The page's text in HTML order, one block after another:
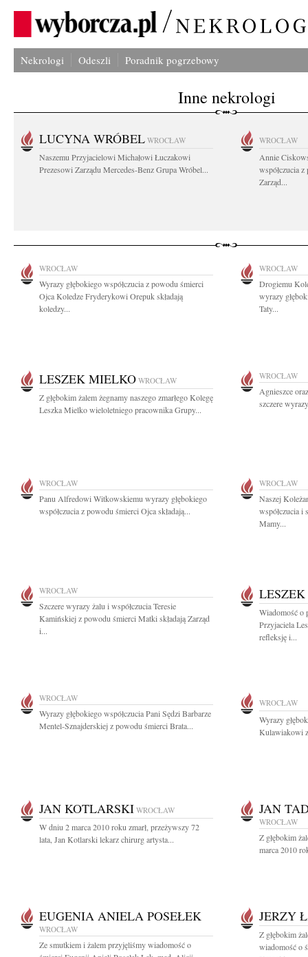
Nekrologi Odeszli Poradnik pogrzebowy
Inne nekrologi
LUCYNA WRÓBEL WROCŁAW
Naszemu Przyjacielowi Michałowi Łuczakowi
Prezesowi Zarządu Mercedes-Benz Grupa Wróbel...
WROCŁAW
Annie
współczucia
Zarząd...
WROCŁAW
Wyrazy głębokiego współczucia z powodu śmierci
Ojca Koledze Fryderykowi Orepuk składają
koledzy...
WROCŁAW
Drogiemu
wyrazy
Taty...
LESZEK MIELKO WROCŁAW
Z głębokim żalem żegnamy naszego zmarłego Kolegę
Leszka Mielko wieloletniego pracownika Grupy...
WROCŁAW
Agnieszce
szczere
WROCŁAW
Panu Alfredowi Witkowskiemu wyrazy głębokiego
współczucia z powodu śmierci Ojca składają...
WROCŁAW
Naszej
współczucia i
Mamy...
WROCŁAW
Szczere wyrazy żalu i współczucia Teresie
Kamińskiej z powodu śmierci Matki składają Zarząd
i...
Wiadomość o
Przyjaciela
refleksję i...
WROCŁAW
Wyrazy głębokiego współczucia Pani Sędzi Barbarze
Mentel-Sznajderskiej z powodu śmierci Brata...
WROCŁAW
Wyrazy
Kulawiakowi
JAN KOTLARSKI WROCŁAW
W dniu 2 marca 2010 roku zmarł, przeżywszy 72
lata, Jan Kotlarski lekarz chirurg artysta...
JAN
WROCŁAW
Z głębokim
marca 2010
EUGENIA ANIELA POSEŁEK
WROCŁAW
Ze smutkiem i żalem przyjęliśmy wiadomość o
JERZY
Z głębokim
wiadomość o